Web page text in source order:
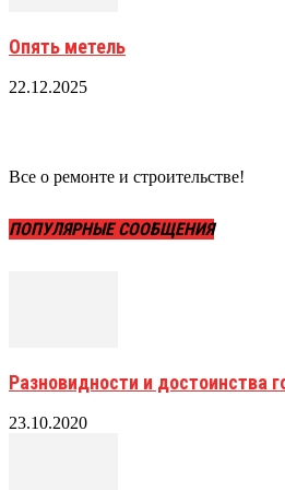
Опять метель
22.12.2025
Все о ремонте и строительстве!
ПОПУЛЯРНЫЕ СООБЩЕНИЯ
Разновидности и достоинства
23.10.2020